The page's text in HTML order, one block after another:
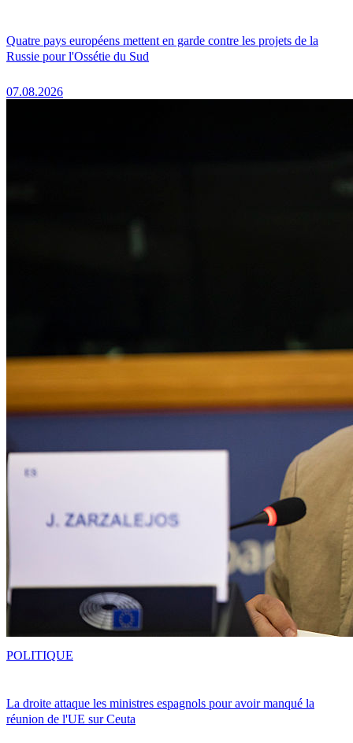
Quatre pays européens mettent en garde contre les projets de la
Russie pour l'Ossétie du Sud
07.08.2026
La droite attaque les ministres espagnols pour avoir manqué la
réunion de l'UE sur Ceuta
POLITIQUE